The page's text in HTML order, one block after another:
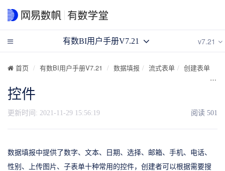
首页 有数BI用户手册V7.21 数据填报 流式表单 创建表单
控件
更新时间: 2021-11-29 15:56:19 阅读 501
数据填报中提供了数字、文本、日期、选择、邮箱、手机、电话、
性别、上传图片、子表单十种常用的控件，创建者可以根据需要搜
有数BI用户手册V7.21 v7.21